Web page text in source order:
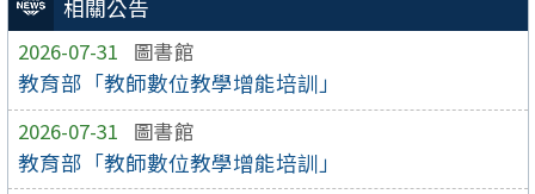
相關公告
2026-07-31 圖書館
教育部「教師數位教學增能培訓」
2026-07-31 圖書館
教育部「教師數位教學增能培訓」